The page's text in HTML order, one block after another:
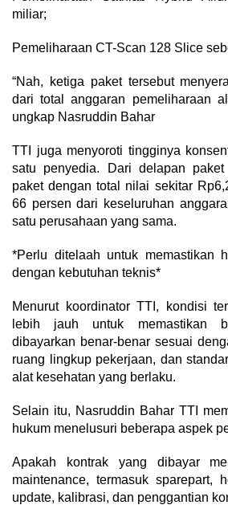
miliar;
Pemeliharaan CT-Scan 128 Slice
“Nah, ketiga paket tersebut
dari total anggaran pemeliharaan
ungkap Nasruddin Bahar
TTI juga menyoroti tingginya
satu penyedia. Dari delapan
paket dengan total nilai sekitar
66 persen dari keseluruhan
satu perusahaan yang sama.
*Perlu ditelaah untuk memastikan
dengan kebutuhan teknis*
Menurut koordinator TTI, kondisi
lebih jauh untuk memastikan
dibayarkan benar-benar sesuai
ruang lingkup pekerjaan, dan
alat kesehatan yang berlaku.
Selain itu, Nasruddin Bahar TTI
hukum menelusuri beberapa aspek
Apakah kontrak yang dibayar
maintenance, termasuk sparepart,
update, kalibrasi, dan penggantian